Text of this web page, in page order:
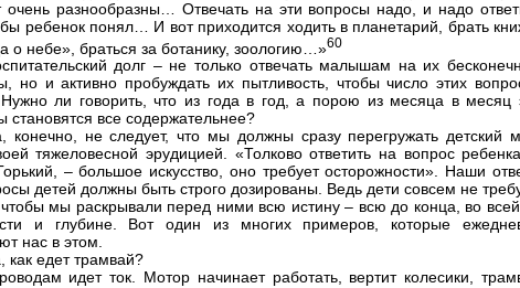
очень разнообразны… Отвечать на эти вопросы надо, и надо
ребенок понял… И вот приходится ходить в планетарий, брать
о небе», браться за ботанику, зоологию…»60
долг – не только отвечать малышам на их
но и активно пробуждать их пытливость, чтобы число этих
ли говорить, что из года в год, а порою из месяца в месяц
становятся все содержательнее?
конечно, не следует, что мы должны сразу перегружать детский
тяжеловесной эрудицией. «Толково ответить на вопрос
– большое искусство, оно требует осторожности». Наши
детей должны быть строго дозированы. Ведь дети совсем не
мы раскрывали перед ними всю истину – всю до конца, во
и глубине. Вот один из многих примеров, которые
нас в этом.
едет трамвай?
идет ток. Мотор начинает работать, вертит колесики,